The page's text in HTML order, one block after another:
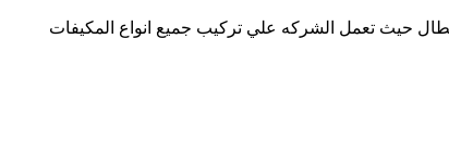
حيث تعمل الشركه علي تركيب جميع انواع المكيفات